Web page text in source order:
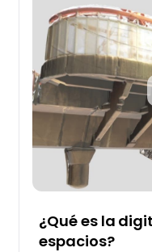
¿Qué es la
espacios?